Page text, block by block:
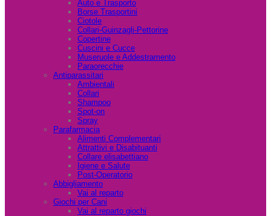
Auto e Trasporto
Borse Trasportini
Ciotole
Collari-Guinzagli-Pettorine
Copertine
Cuscini e Cucce
Museruole e Addestramento
Paraorecchie
Antiparassitari
Ambientali
Collari
Shampoo
Spot-on
Spray
Parafarmacia
Alimenti Complementari
Attrattivi e Disabituanti
Collare elisabettiano
Igiene e Salute
Post-Operatorio
Abbigliamento
Vai al reparto
Giochi per Cani
Vai al reparto giochi